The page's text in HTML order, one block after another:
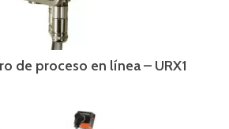
de proceso en línea – URX1